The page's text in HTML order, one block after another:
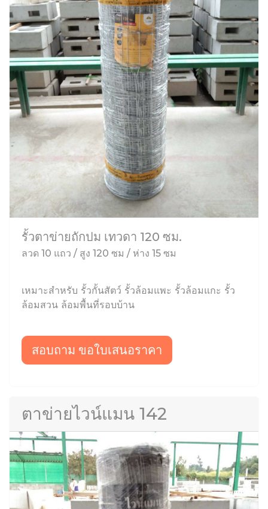
รั้วตาข่ายถักปม เทวดา 120 ซม.
ลวด 10 แถว / สูง 120 ซม / ห่าง 15 ซม
เหมาะสำหรับ รั้วกั้นสัตว์ รั้วล้อมแพะ รั้วล้อมแกะ รั้ว
ล้อมสวน ล้อมพื้นที่รอบบ้าน
สอบถาม ขอใบเสนอราคา
ตาข่ายไวน์แมน 142